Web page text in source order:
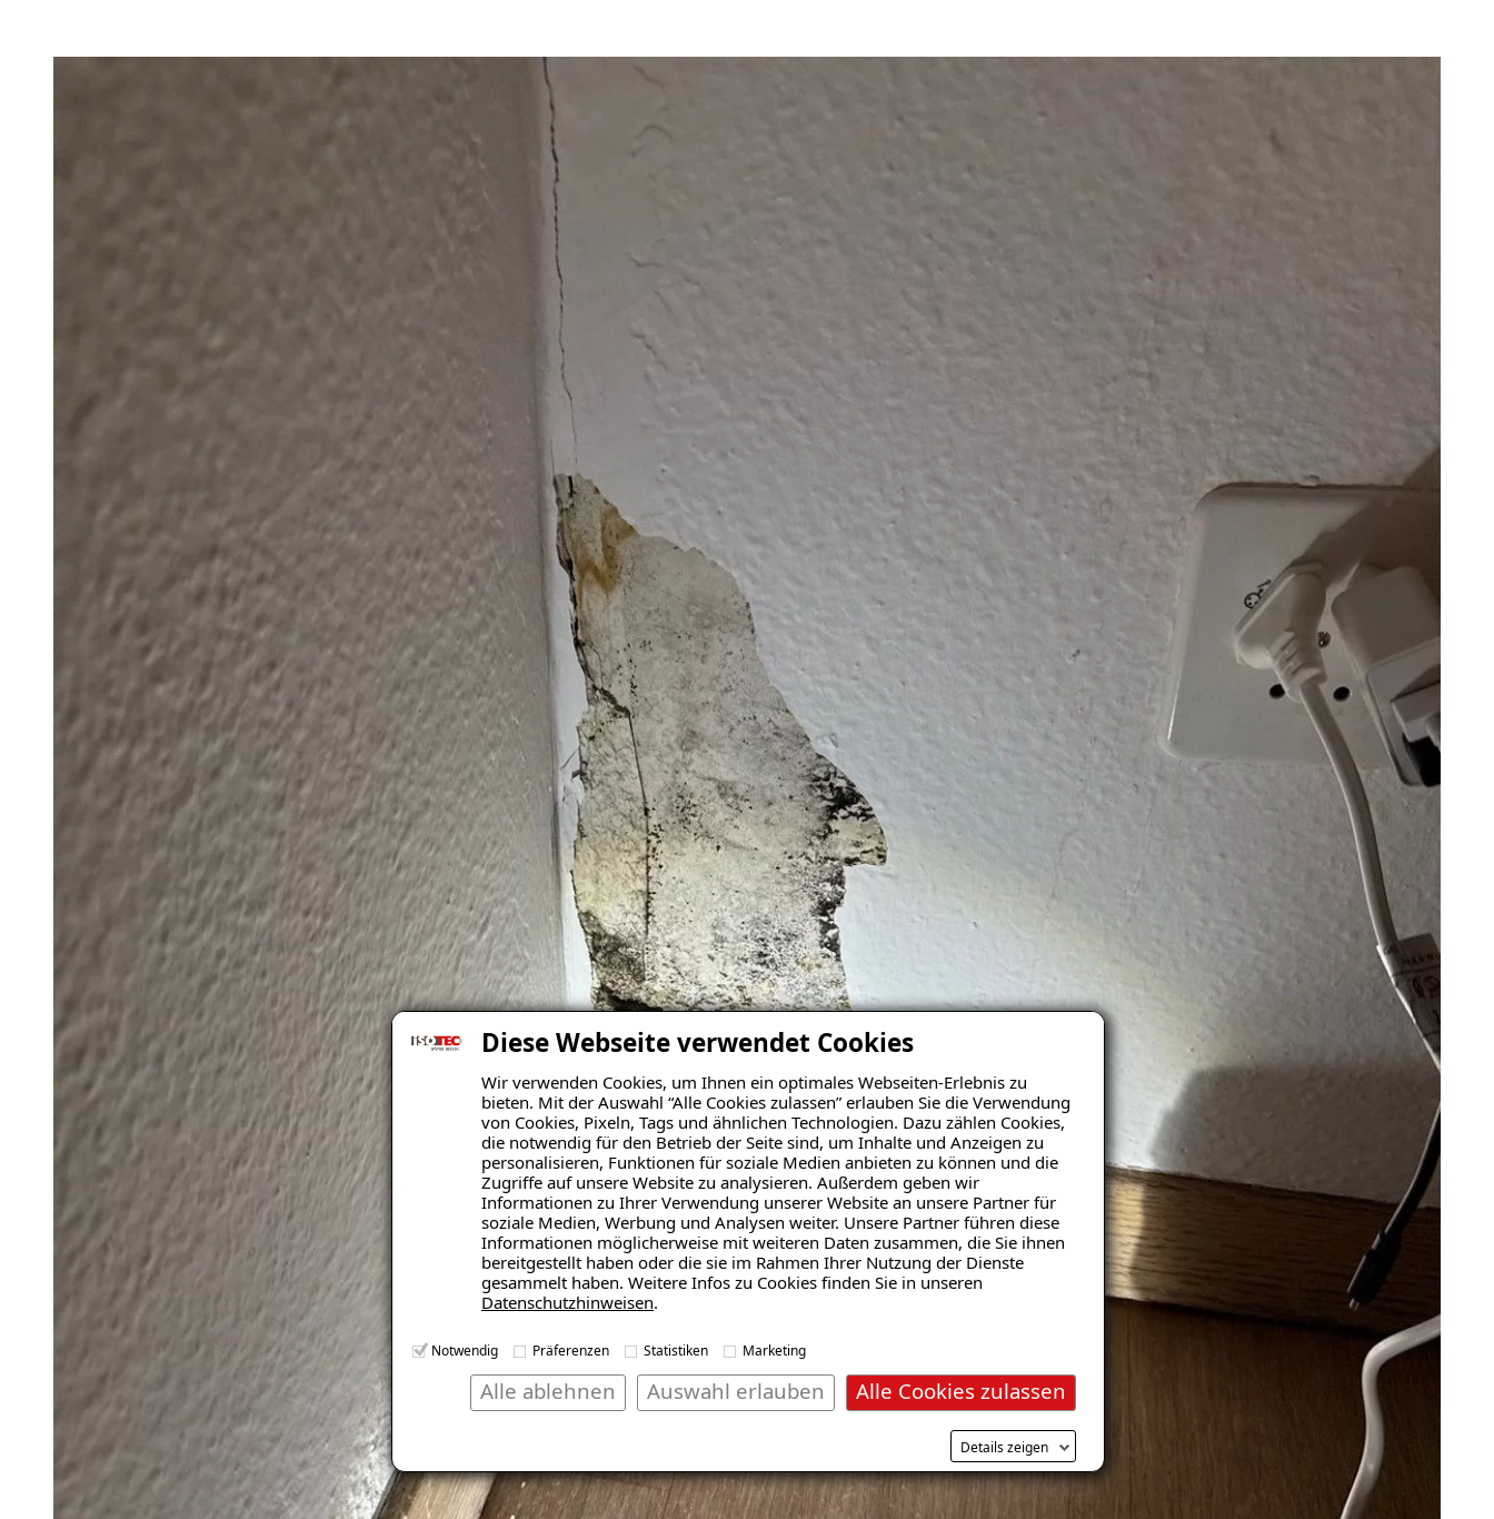
Diese Webseite verwendet Cookies
Wir verwenden Cookies, um Ihnen ein optimales Webseiten-Erlebnis zu
bieten. Mit der Auswahl “Alle Cookies zulassen” erlauben Sie die Verwendung
von Cookies, Pixeln, Tags und ähnlichen Technologien. Dazu zählen Cookies,
die notwendig für den Betrieb der Seite sind, um Inhalte und Anzeigen zu
personalisieren, Funktionen für soziale Medien anbieten zu können und die
Zugriffe auf unsere Website zu analysieren. Außerdem geben wir
Informationen zu Ihrer Verwendung unserer Website an unsere Partner für
soziale Medien, Werbung und Analysen weiter. Unsere Partner führen diese
Informationen möglicherweise mit weiteren Daten zusammen, die Sie ihnen
bereitgestellt haben oder die sie im Rahmen Ihrer Nutzung der Dienste
gesammelt haben. Weitere Infos zu Cookies finden Sie in unseren
Datenschutzhinweisen.
Notwendig Präferenzen Statistiken Marketing
Alle Cookies zulassen
Auswahl erlauben
Alle ablehnen
Details zeigen